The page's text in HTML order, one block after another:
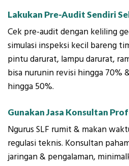
Lakukan Pre-Audit Sendiri
Cek pre-audit dengan keliling
simulasi inspeksi kecil bareng
pintu darurat, lampu darurat,
bisa nurunin revisi hingga 70%
hingga 50%.
Gunakan Jasa Konsultan
Ngurus SLF rumit & makan
regulasi teknis. Konsultan
jaringan & pengalaman,